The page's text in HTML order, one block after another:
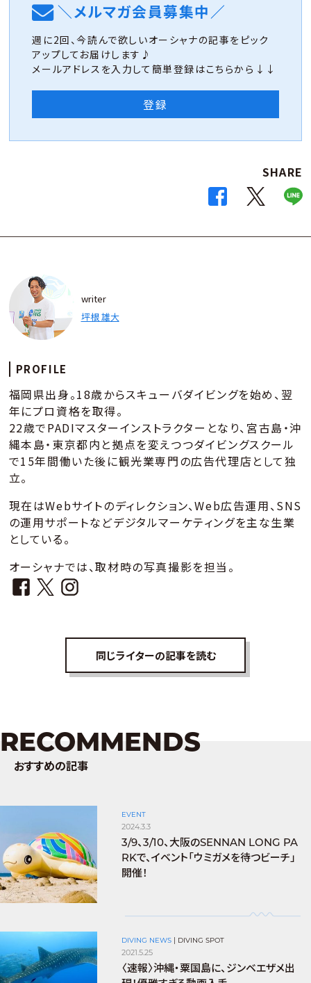
＼メルマガ会員募集中／
週に2回、今読んで欲しいオーシャナの記事をピック
アップしてお届けします♪
メールアドレスを入力して簡単登録はこちらから↓↓
登録
SHARE
writer
坪根 雄大
PROFILE
福岡県出身。18歳からスキューバダイビングを始め、翌
年にプロ資格を取得。
22歳でPADIマスターインストラクターとなり、宮古島・沖
縄本島・東京都内と拠点を変えつつダイビングスクール
で15年間働いた後に観光業専門の広告代理店として独
立。
現在はWebサイトのディレクション、Web広告運用、SNS
の運用サポートなどデジタルマーケティングを主な生業
としている。
オーシャナでは、取材時の写真撮影を担当。
同じライターの記事を読む
RECOMMENDS
おすすめの記事
EVENT
2024.3.3
3/9、3/10、大阪のSENNAN LONG PA
RKで、イベント「ウミガメを待つビーチ」
開催！
DIVING NEWS DIVING SPOT
2021.5.25
〈速報〉沖縄・粟国島に、ジンベエザメ出